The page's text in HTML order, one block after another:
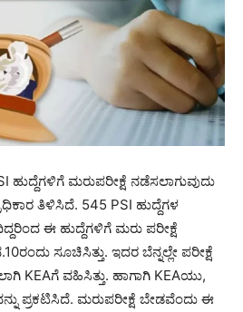
ಹುದ್ದೆಗಳಿಗೆ ಮರುಪರೀಕ್ಷೆ ನಡೆಸಲಾಗುವುದು
ತಿಳಿಸಿದೆ. 545 PSI ಹುದ್ದೆಗಳ
ಈ ಹುದ್ದೆಗಳಿಗೆ ಮರು ಪರೀಕ್ಷೆ
ಸೂಚಿಸಿತ್ತು. ಇದರ ಬೆನ್ನಲ್ಲೇ ಪರೀಕ್ಷೆ
KEAಗೆ ವಹಿಸಿತ್ತು. ಹಾಗಾಗಿ KEAಯು,
ಪ್ರಕಟಿಸಿದೆ. ಮರುಪರೀಕ್ಷೆ ಬೇಡವೆಂದು ಈ